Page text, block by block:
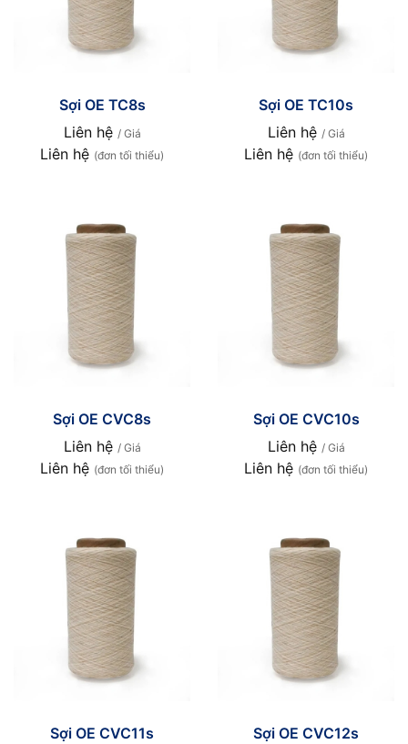
Sợi OE TC8s
Liên hệ / Giá
Liên hệ (đơn tối thiểu)
Sợi OE TC10s
Liên hệ / Giá
Liên hệ (đơn tối thiểu)
Sợi OE CVC8s
Liên hệ / Giá
Liên hệ (đơn tối thiểu)
Sợi OE CVC10s
Liên hệ / Giá
Liên hệ (đơn tối thiểu)
Sợi OE CVC11s
Sợi OE CVC12s